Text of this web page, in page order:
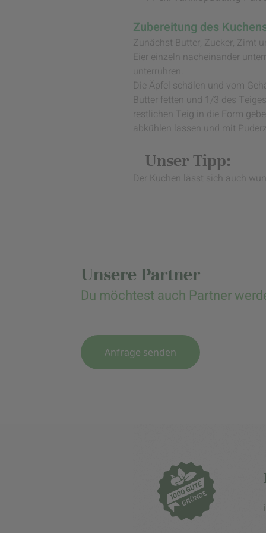
Zubereitung des
Zunächst Butter, Zucker, Zimt
Eier einzeln nacheinander
unterrühren.
Die Äpfel schälen und vom
Butter fetten und 1/3 des
restlichen Teig in die Form
abkühlen lassen und mit
Unser Tipp:
Der Kuchen lässt sich auch
Unsere Partner
Du möchtest auch Partner
Anfrage senden